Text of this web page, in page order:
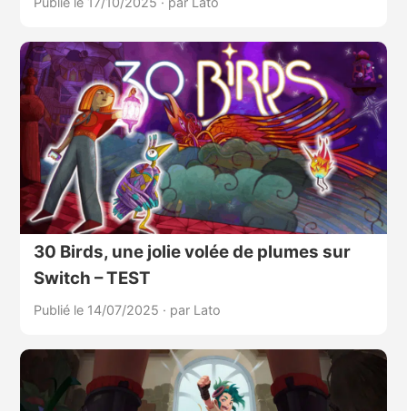
30 Birds, une jolie volée de plumes sur
Switch – TEST
Publié le 14/07/2025 · par Lato